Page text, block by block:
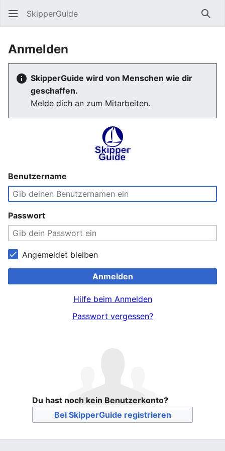
SkipperGuide
Anmelden
SkipperGuide wird von Menschen wie dir
geschaffen.
Melde dich an zum Mitarbeiten.
Benutzername
Passwort
Angemeldet bleiben
Anmelden
Hilfe beim Anmelden
Passwort vergessen?
Du hast noch kein Benutzerkonto?
Bei SkipperGuide registrieren